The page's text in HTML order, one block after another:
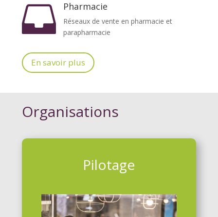
 Pharmacie
Réseaux de vente en pharmacie et
parapharmacie
En savoir plus
Organisations
Pilotage